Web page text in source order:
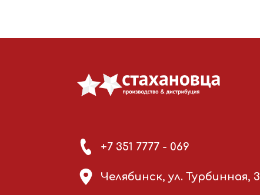
+7 351 7777 - 069
Челябинск, ул. Турбинная, 3